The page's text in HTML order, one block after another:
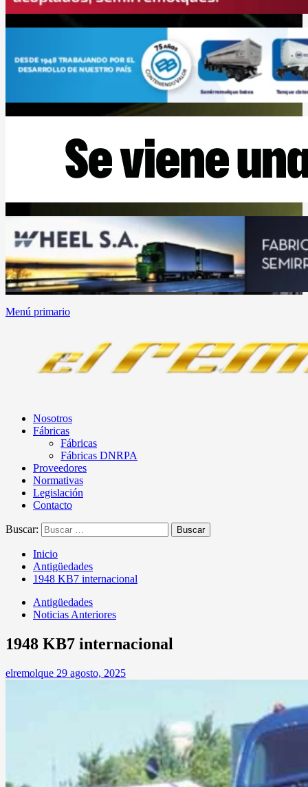
Menú primario
Nosotros
Fábricas
Fábricas
Fábricas DNRPA
Proveedores
Normativas
Legislación
Contacto
Buscar:
Inicio
Antigüedades
1948 KB7 internacional
Antigüedades
Noticias Anteriores
1948 KB7 internacional
elremolque 29 agosto, 2025